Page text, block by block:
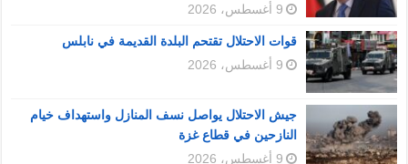
9 أغسطس، 2026
قوات الاحتلال تقتحم البلدة القديمة في نابلس
9 أغسطس، 2026
جيش الاحتلال يواصل نسف المنازل واستهداف خيام
النازحين في قطاع غزة
9 أغسطس، 2026